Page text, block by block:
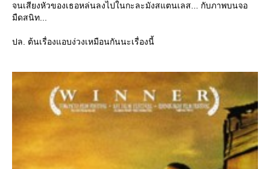
จนเสียงหัวของเธอหล่นลงไปในกะละมังสแตนเลส... กับภาพบนจอ
มืดสนิท...
ปล. ต้นเรื่องแอบง่วงเหมือนกันนะเรื่องนี้